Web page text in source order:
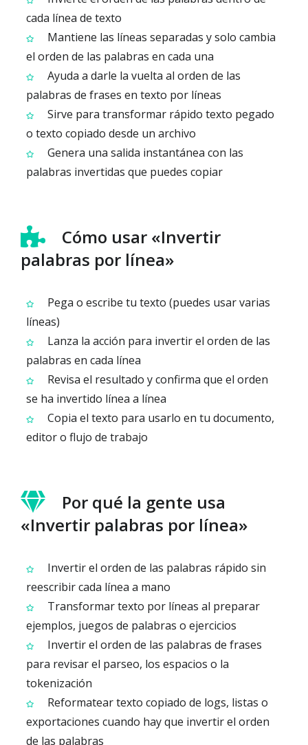
cada línea de texto
Mantiene las líneas separadas y solo cambia
el orden de las palabras en cada una
Ayuda a darle la vuelta al orden de las
palabras de frases en texto por líneas
Sirve para transformar rápido texto pegado
o texto copiado desde un archivo
Genera una salida instantánea con las
palabras invertidas que puedes copiar
Cómo usar «Invertir
palabras por línea»
Pega o escribe tu texto (puedes usar varias
líneas)
Lanza la acción para invertir el orden de las
palabras en cada línea
Revisa el resultado y confirma que el orden
se ha invertido línea a línea
Copia el texto para usarlo en tu documento,
editor o flujo de trabajo
Por qué la gente usa
«Invertir palabras por línea»
Invertir el orden de las palabras rápido sin
reescribir cada línea a mano
Transformar texto por líneas al preparar
ejemplos, juegos de palabras o ejercicios
Invertir el orden de las palabras de frases
para revisar el parseo, los espacios o la
tokenización
Reformatear texto copiado de logs, listas o
exportaciones cuando hay que invertir el orden
de las palabras